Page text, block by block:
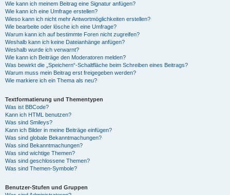
Wie kann ich meinem Beitrag eine Signatur anfügen?
Wie kann ich eine Umfrage erstellen?
Wieso kann ich nicht mehr Antwortmöglichkeiten erstellen?
Wie bearbeite oder lösche ich eine Umfrage?
Warum kann ich auf bestimmte Foren nicht zugreifen?
Weshalb kann ich keine Dateianhänge anfügen?
Weshalb wurde ich verwarnt?
Wie kann ich Beiträge den Moderatoren melden?
Was bewirkt die „Speichern“-Schaltfläche beim Schreiben eines Beitrags?
Warum muss mein Beitrag erst freigegeben werden?
Wie markiere ich ein Thema als neu?
Textformatierung und Thementypen
Was ist BBCode?
Kann ich HTML benutzen?
Was sind Smileys?
Kann ich Bilder in meine Beiträge einfügen?
Was sind globale Bekanntmachungen?
Was sind Bekanntmachungen?
Was sind wichtige Themen?
Was sind geschlossene Themen?
Was sind Themen-Symbole?
Benutzer-Stufen und Gruppen